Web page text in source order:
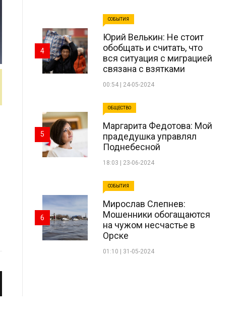
СОБЫТИЯ
Юрий Велькин: Не стоит
обобщать и считать, что
вся ситуация с миграцией
связана с взятками
00:54 | 24-05-2024
4
ОБЩЕСТВО
Маргарита Федотова: Мой
прадедушка управлял
Поднебесной
18:03 | 23-06-2024
5
СОБЫТИЯ
Мирослав Слепнев:
Мошенники обогащаются
на чужом несчастье в
Орске
01:10 | 31-05-2024
6